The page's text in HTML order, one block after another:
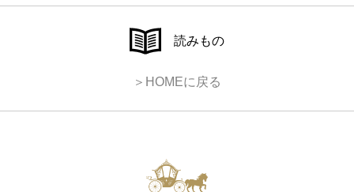
読みもの
＞HOMEに戻る